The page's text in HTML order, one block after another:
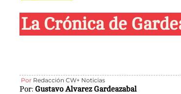
La Crónica de
Por Redacción CW+ Noticias
Por: Gustavo Alvarez Gardeazabal